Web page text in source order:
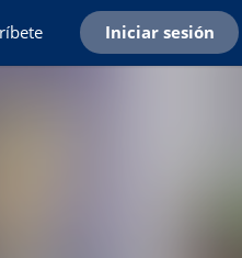
Iniciar sesión